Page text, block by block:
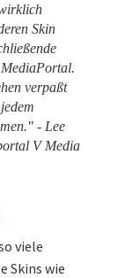
Skin
verpaßt
- Lee
V Media
viele
Skins wie